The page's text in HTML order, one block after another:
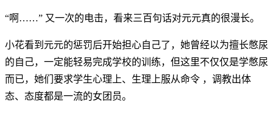
“啊……” 又一次的电击，看来三百句话对元元真的很漫长。
小花看到元元的惩罚后开始担心自己了，她曾经以为擅长憋尿
的自己，一定能轻易完成学校的训练，但这里不仅仅是学憋尿
而已，她们要求学生心理上、生理上服从命令 ，调教出体
态、态度都是一流的女团员。